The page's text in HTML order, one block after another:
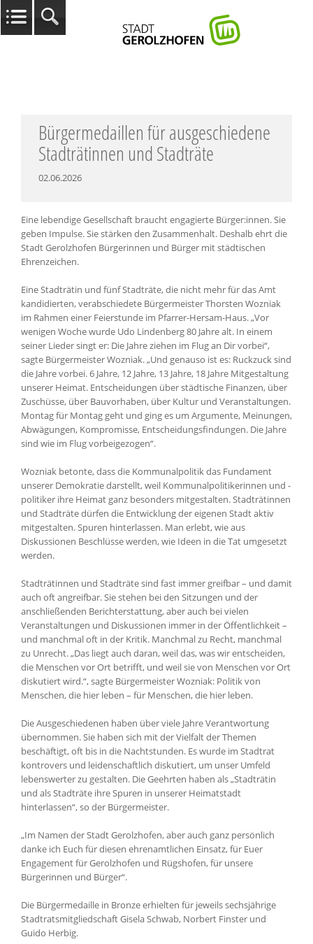
Bürgermedaillen für ausgeschiedene
Stadträtinnen und Stadträte
02.06.2026
Eine lebendige Gesellschaft braucht engagierte Bürger:innen. Sie
geben Impulse. Sie stärken den Zusammenhalt. Deshalb ehrt die
Stadt Gerolzhofen Bürgerinnen und Bürger mit städtischen
Ehrenzeichen.
Eine Stadträtin und fünf Stadträte, die nicht mehr für das Amt
kandidierten, verabschiedete Bürgermeister Thorsten Wozniak
im Rahmen einer Feierstunde im Pfarrer-Hersam-Haus. „Vor
wenigen Woche wurde Udo Lindenberg 80 Jahre alt. In einem
seiner Lieder singt er: Die Jahre ziehen im Flug an Dir vorbei“,
sagte Bürgermeister Wozniak. „Und genauso ist es: Ruckzuck sind
die Jahre vorbei. 6 Jahre, 12 Jahre, 13 Jahre, 18 Jahre Mitgestaltung
unserer Heimat. Entscheidungen über städtische Finanzen, über
Zuschüsse, über Bauvorhaben, über Kultur und Veranstaltungen.
Montag für Montag geht und ging es um Argumente, Meinungen,
Abwägungen, Kompromisse, Entscheidungsfindungen. Die Jahre
sind wie im Flug vorbeigezogen“.
Wozniak betonte, dass die Kommunalpolitik das Fundament
unserer Demokratie darstellt, weil Kommunalpolitikerinnen und -
politiker ihre Heimat ganz besonders mitgestalten. Stadträtinnen
und Stadträte dürfen die Entwicklung der eigenen Stadt aktiv
mitgestalten. Spuren hinterlassen. Man erlebt, wie aus
Diskussionen Beschlüsse werden, wie Ideen in die Tat umgesetzt
werden.
Stadträtinnen und Stadträte sind fast immer greifbar – und damit
auch oft angreifbar. Sie stehen bei den Sitzungen und der
anschließenden Berichterstattung, aber auch bei vielen
Veranstaltungen und Diskussionen immer in der Öffentlichkeit –
und manchmal oft in der Kritik. Manchmal zu Recht, manchmal
zu Unrecht. „Das liegt auch daran, weil das, was wir entscheiden,
die Menschen vor Ort betrifft, und weil sie von Menschen vor Ort
diskutiert wird.“, sagte Bürgermeister Wozniak: Politik von
Menschen, die hier leben – für Menschen, die hier leben.
Die Ausgeschiedenen haben über viele Jahre Verantwortung
übernommen. Sie haben sich mit der Vielfalt der Themen
beschäftigt, oft bis in die Nachtstunden. Es wurde im Stadtrat
kontrovers und leidenschaftlich diskutiert, um unser Umfeld
lebenswerter zu gestalten. Die Geehrten haben als „Stadträtin
und als Stadträte ihre Spuren in unserer Heimatstadt
hinterlassen“, so der Bürgermeister.
„Im Namen der Stadt Gerolzhofen, aber auch ganz persönlich
danke ich Euch für diesen ehrenamtlichen Einsatz, für Euer
Engagement für Gerolzhofen und Rügshofen, für unsere
Bürgerinnen und Bürger“.
Die Bürgermedaille in Bronze erhielten für jeweils sechsjährige
Stadtratsmitgliedschaft Gisela Schwab, Norbert Finster und
Guido Herbig.